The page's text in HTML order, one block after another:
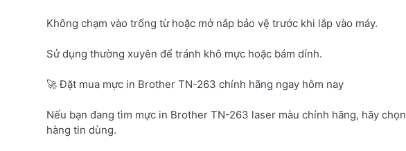
Không chạm vào trống từ hoặc mở nắp bảo vệ trước khi lắp vào máy.
Sử dụng thường xuyên để tránh khô mực hoặc bám dính.
🚀 Đặt mua mực in Brother TN-263 chính hãng ngay hôm nay
Nếu bạn đang tìm mực in Brother TN-263 laser màu chính hãng, hãy chọn
hàng tin dùng.